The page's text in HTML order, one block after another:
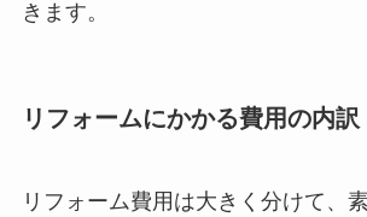
きます。
リフォームにかかる費用の内訳
リフォーム費用は大きく分けて、